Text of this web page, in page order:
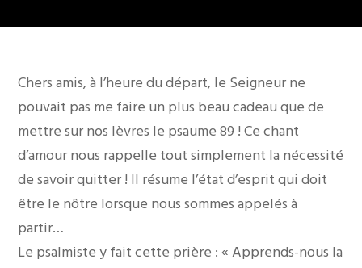
Chers amis, à l’heure du départ, le Seigneur ne
pouvait pas me faire un plus beau cadeau que de
mettre sur nos lèvres le psaume 89 ! Ce chant
d’amour nous rappelle tout simplement la nécessité
de savoir quitter ! Il résume l’état d’esprit qui doit
être le nôtre lorsque nous sommes appelés à
partir…
Le psalmiste y fait cette prière : « Apprends-nous la